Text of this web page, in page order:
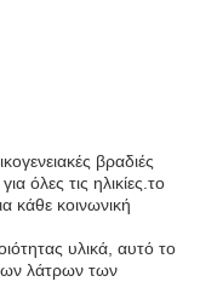
βραδιές
όλες τις ηλικίες.το
κάθε κοινωνική
υλικά, αυτό το
λάτρων των